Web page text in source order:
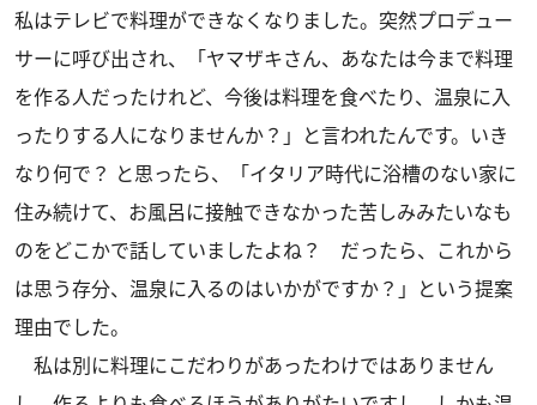
私はテレビで料理ができなくなりました。突然プロデュー
サーに呼び出され、「ヤマザキさん、あなたは今まで料理
を作る人だったけれど、今後は料理を食べたり、温泉に入
ったりする人になりませんか？」と言われたんです。いき
なり何で？ と思ったら、「イタリア時代に浴槽のない家に
住み続けて、お風呂に接触できなかった苦しみみたいなも
のをどこかで話していましたよね？ だったら、これから
は思う存分、温泉に入るのはいかがですか？」という提案
理由でした。
私は別に料理にこだわりがあったわけではありません